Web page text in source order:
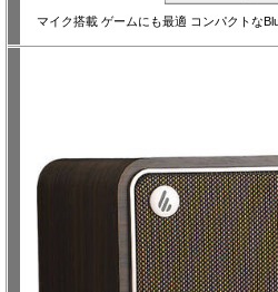
マイク搭載 ゲームにも最適 コンパクトな